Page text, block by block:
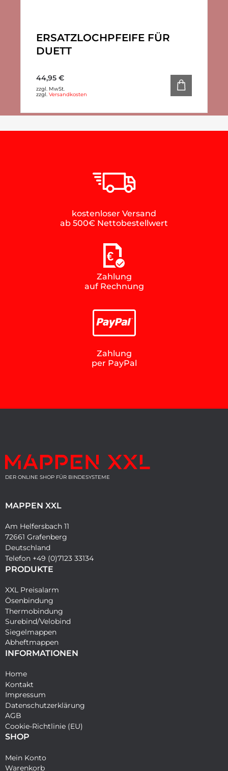
ERSATZLOCHPFEIFE FÜR
DUETT
44,95 €
zzgl. MwSt.
zzgl. Versandkosten
kostenloser Versand
ab 500€ Nettobestellwert
€
Zahlung
auf Rechnung
Zahlung
per PayPal
DER ONLINE SHOP FÜR BINDESYSTEME
MAPPEN XXL
Am Helfersbach 11
72661 Grafenberg
Deutschland
Telefon +49 (0)7123 33134
PRODUKTE
XXL Preisalarm
Ösenbindung
Thermobindung
Surebind/Velobind
Siegelmappen
Abheftmappen
INFORMATIONEN
Home
Kontakt
Impressum
Datenschutzerklärung
AGB
Cookie-Richtlinie (EU)
SHOP
Mein Konto
Warenkorb